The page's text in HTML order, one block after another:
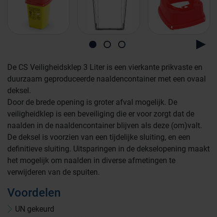
De CS Veiligheidsklep 3 Liter is een vierkante prikvaste en
duurzaam geproduceerde naaldencontainer met een ovaal
deksel.
Door de brede opening is groter afval mogelijk. De
veiligheidklep is een beveiliging die er voor zorgt dat de
naalden in de naaldencontainer blijven als deze (om)valt.
De deksel is voorzien van een tijdelijke sluiting, en een
definitieve sluiting. Uitsparingen in de dekselopening maakt
het mogelijk om naalden in diverse afmetingen te
verwijderen van de spuiten.
Voordelen
UN gekeurd